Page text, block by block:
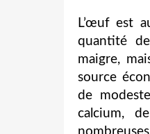
L’œuf est
quantité
maigre,
source
de
calcium,